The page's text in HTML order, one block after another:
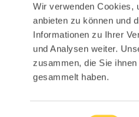
Wir verwenden Cookies,
anbieten zu können und
Informationen zu Ihrer
und Analysen weiter.
zusammen, die Sie
gesammelt haben.